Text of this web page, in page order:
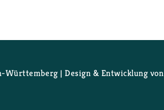
Würt­tem­berg | De­sign & Ent­wick­lung von